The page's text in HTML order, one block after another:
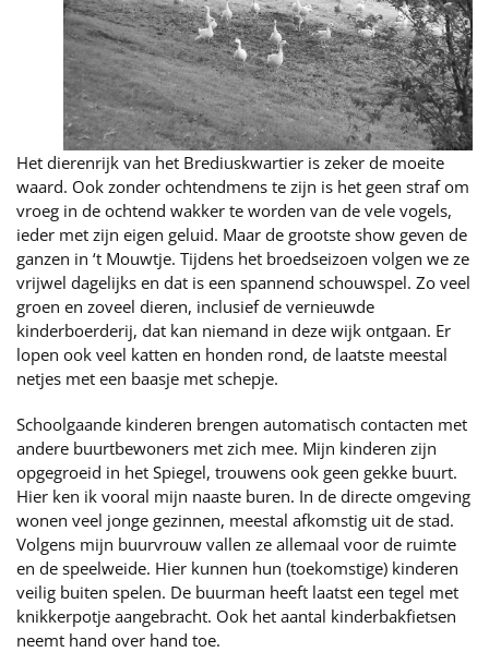
Het dierenrijk van het Brediuskwartier is zeker de moeite
waard. Ook zonder ochtendmens te zijn is het geen straf om
vroeg in de ochtend wakker te worden van de vele vogels,
ieder met zijn eigen geluid. Maar de grootste show geven de
ganzen in ‘t Mouwtje. Tijdens het broedseizoen volgen we ze
vrijwel dagelijks en dat is een spannend schouwspel. Zo veel
groen en zoveel dieren, inclusief de vernieuwde
kinderboerderij, dat kan niemand in deze wijk ontgaan. Er
lopen ook veel katten en honden rond, de laatste meestal
netjes met een baasje met schepje.
Schoolgaande kinderen brengen automatisch contacten met
andere buurtbewoners met zich mee. Mijn kinderen zijn
opgegroeid in het Spiegel, trouwens ook geen gekke buurt.
Hier ken ik vooral mijn naaste buren. In de directe omgeving
wonen veel jonge gezinnen, meestal afkomstig uit de stad.
Volgens mijn buurvrouw vallen ze allemaal voor de ruimte
en de speelweide. Hier kunnen hun (toekomstige) kinderen
veilig buiten spelen. De buurman heeft laatst een tegel met
knikkerpotje aangebracht. Ook het aantal kinderbakfietsen
neemt hand over hand toe.